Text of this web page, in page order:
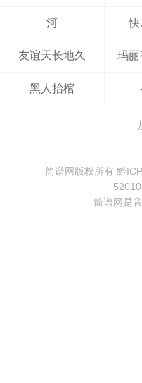
河 快
友谊天长地久 玛
黑人抬棺
简谱网 版权所有 黔
简谱网 是